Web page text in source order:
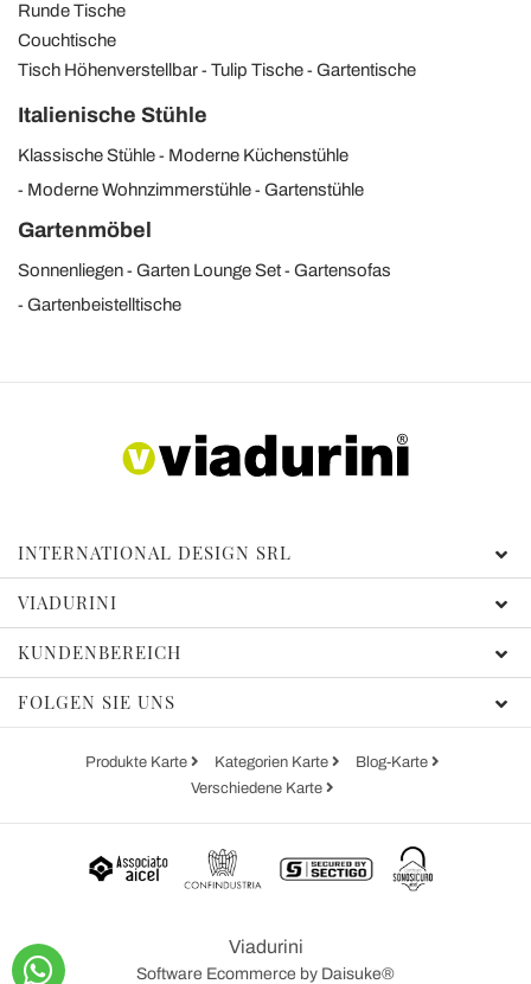
Runde Tische
Couchtische
Tisch Höhenverstellbar
Tulip Tische Gartentische
Italienische Stühle
Klassische Stühle
Moderne Küchenstühle
Moderne Wohnzimmerstühle
Gartenstühle
Gartenmöbel
Sonnenliegen Garten Lounge Set
Gartensofas
Gartenbeistelltische
INTERNATIONAL DESIGN SRL
VIADURINI
KUNDENBEREICH
FOLGEN SIE UNS
Produkte Karte Kategorien Karte
Blog-Karte
Verschiedene Karte
Viadurini
Software Ecommerce by Daisuke®